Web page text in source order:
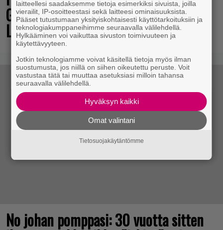
Gamescom-messujen Opening Night
Live -tapahtumassa
No johan pomppasi: 30 vuotta sitten
laitteellesi saadaksemme tietoja esimerkiksi sivuista, joilla
vierailit, IP-osoitteestasi sekä laitteesi ominaisuuksista.
Pääset tutustumaan yksityiskohtaisesti käyttötarkoituksiin ja
teknologiakumppaneihimme seuraavalla välilehdellä.
Hylkääminen voi vaikuttaa sivuston toimivuuteen ja
käytettävyyteen.
Jotkin teknologiamme voivat käsitellä tietoja myös ilman
suostumusta, jos niillä on siihen oikeutettu peruste. Voit
vastustaa tätä tai muuttaa asetuksiasi milloin tahansa
seuraavalla välilehdellä.
Hyväksyn kaikki
Omat valintani
Tietosuojakäytäntömme